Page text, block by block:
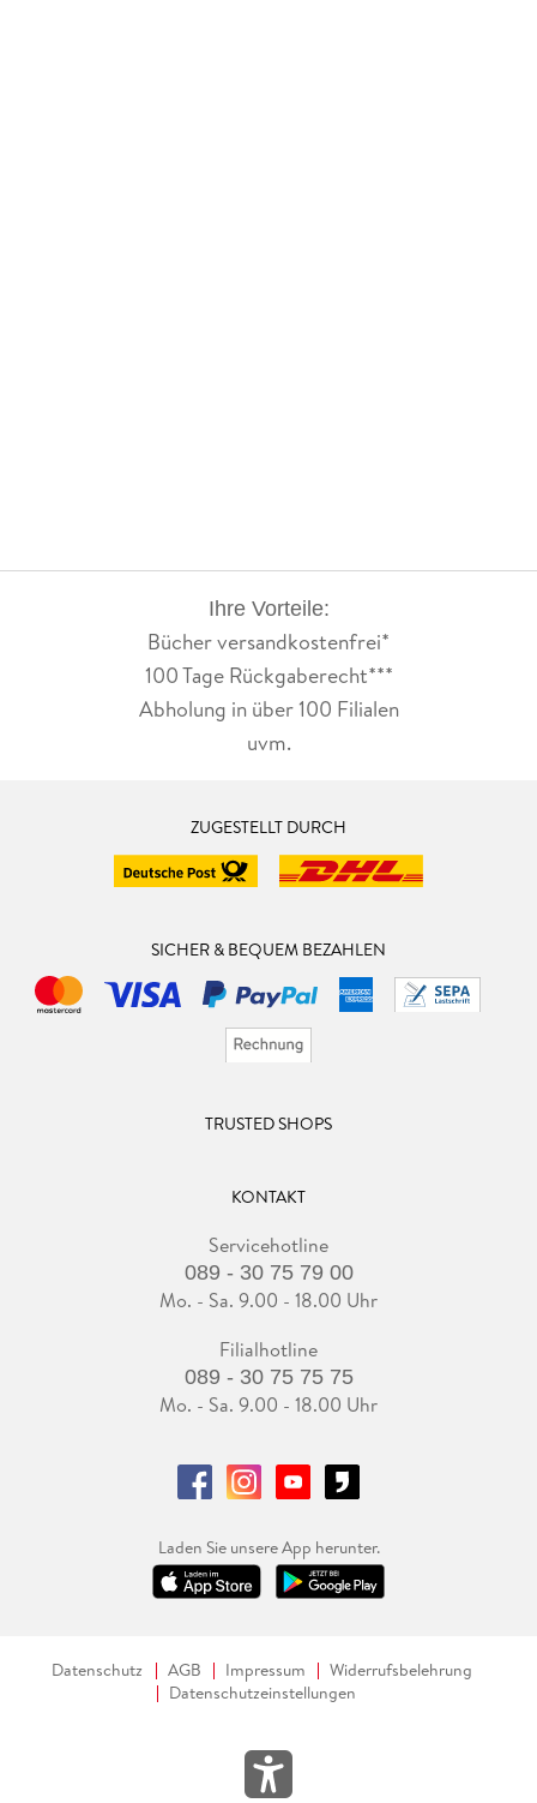
Ihre Vorteile:
Bücher versandkostenfrei*
100 Tage Rückgaberecht***
Abholung in über 100 Filialen
uvm.
ZUGESTELLT DURCH
SICHER & BEQUEM BEZAHLEN
TRUSTED SHOPS
KONTAKT
Servicehotline
089 - 30 75 79 00
Mo. - Sa. 9.00 - 18.00 Uhr
Filialhotline
089 - 30 75 75 75
Mo. - Sa. 9.00 - 18.00 Uhr
Laden Sie unsere App herunter.
Datenschutz AGB Impressum
Widerrufsbelehrung
Datenschutzeinstellungen